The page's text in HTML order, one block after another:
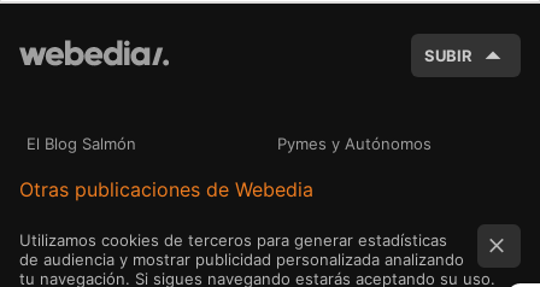
SUBIR
El Blog Salmón Pymes y Autónomos
Otras publicaciones de Webedia
Utilizamos cookies de terceros para generar estadísticas
de audiencia y mostrar publicidad personalizada analizando
tu navegación. Si sigues navegando estarás aceptando su uso.